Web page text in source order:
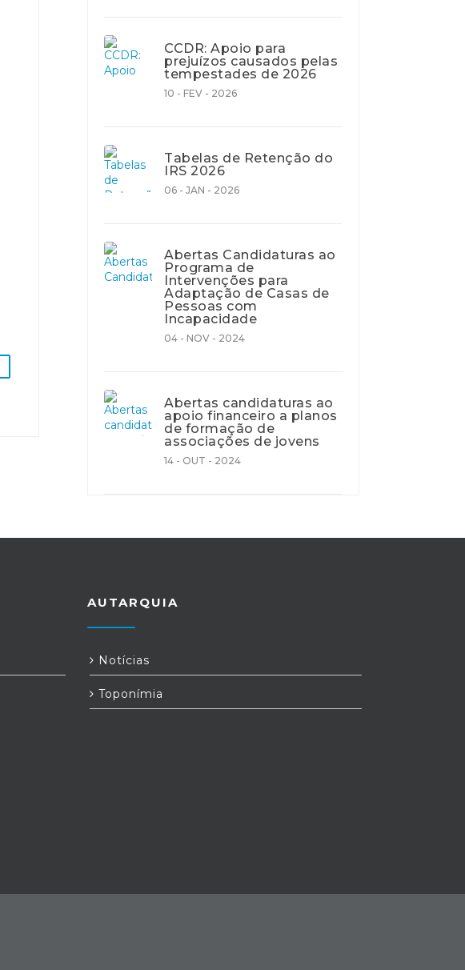
CCDR: Apoio para
prejuízos causados pelas
tempestades de 2026
10 - FEV - 2026
Tabelas de Retenção do
IRS 2026
06 - JAN - 2026
Abertas Candidaturas ao
Programa de
Intervenções para
Adaptação de Casas de
Pessoas com
Incapacidade
04 - NOV - 2024
Abertas candidaturas ao
apoio financeiro a planos
de formação de
associações de jovens
14 - OUT - 2024
AUTARQUIA
Notícias
Toponímia